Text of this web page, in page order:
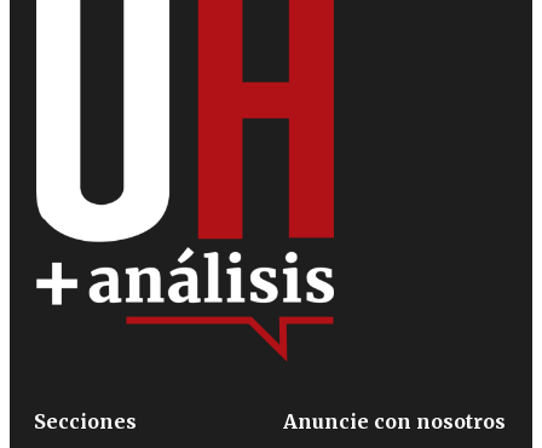
Secciones
Anuncie con nosotros